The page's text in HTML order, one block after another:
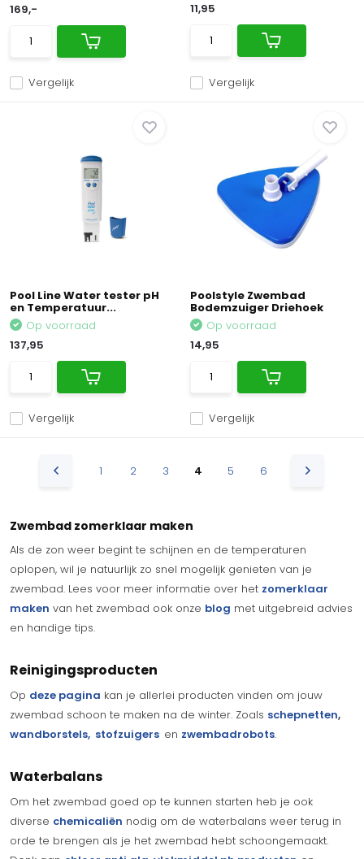
Vergelijk
169,-
Vergelijk
11,95
Pool Line Water tester pH
en Temperatuur...
Vergelijk
Op voorraad
137,95
Poolstyle Zwembad
Bodemzuiger Driehoek
Vergelijk
Op voorraad
14,95
1 2 3 4 5 6
Zwembad zomerklaar maken
Als de zon weer begint te schijnen en de temperaturen
oplopen, wil je natuurlijk zo snel mogelijk genieten van je
zwembad. Lees voor meer informatie over het zomerklaar
maken van het zwembad ook onze blog met uitgebreid advies
en handige tips.
Reinigingsproducten
Op deze pagina kan je allerlei producten vinden om jouw
zwembad schoon te maken na de winter. Zoals schepnetten,
wandborstels, stofzuigers en zwembadrobots.
Waterbalans
Om het zwembad goed op te kunnen starten heb je ook
diverse chemicaliën nodig om de waterbalans weer terug in
orde te brengen als je het zwembad hebt schoongemaakt.